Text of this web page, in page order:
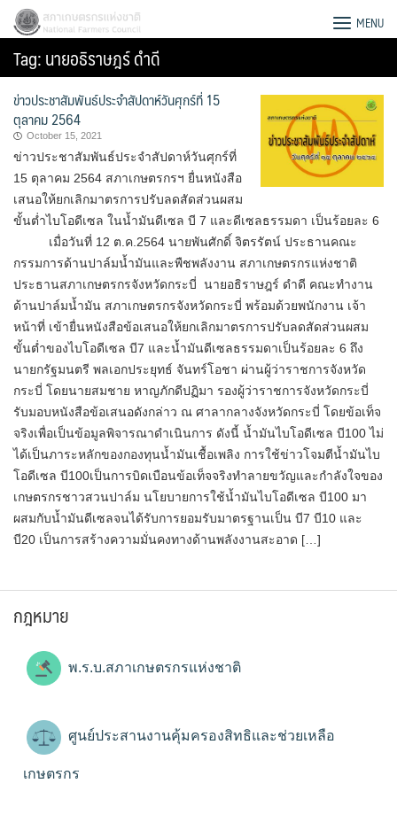
Skip
content
Search
for:
สภาเกษตรกรแห่งชาติ MENU
Tag:นายอธิราษฎร์ ดำดี
ข่าวประชาสัมพันธ์ประจำสัปดาห์วันศุกร์ที่ 15
ตุลาคม 2564
October 15, 2021
ข่าวประชาสัมพันธ์ประจำสัปดาห์วันศุกร์ที่
15 ตุลาคม 2564 สภาเกษตรกรฯ ยื่นหนังสือ
เสนอให้ยกเลิกมาตรการปรับลดสัดส่วนผสม
ขั้นต่ำไบโอดีเซล ในน้ำมันดีเซล บี 7 และดีเซลธรรมดา เป็นร้อยละ 6
เมื่อวันที่ 12 ต.ค.2564 นายพันศักดิ์ จิตรรัตน์ ประธาน​คณะ
กรรมการด้านปาล์มน้ำมันและพืชพลังงาน​ สภา​เกษตรกร​แห่งชาติ​
ประธานสภาเกษตรกรจังหวัดกระบี่ นายอธิราษฎร์ ดำดี คณะทำงาน
ด้านปาล์มน้ำมัน สภาเกษตรกรจังหวัดกระบี่​ พร้อมด้วยพนักงาน​ เจ้า
หน้าที่​ เข้ายื่นหนังสือข้อเสนอให้ยกเลิกมาตรการปรับลดสัดส่วนผสม
ขั้นต่ำของไบโอดีเซล บี7 และน้ำมันดีเซลธรรมดาเป็นร้อยละ 6 ถึง
นายกรัฐมนตรี พลเอกประยุทธ์ จันทร์โอชา ผ่านผู้ว่าราชการจังหวัด
กระบี่ โดยนายสมชาย หาญภักดีปฏิมา รองผู้ว่าราชการจังหวัดกระบี่
รับมอบหนังสือข้อเสนอดังกล่าว​ ณ ศาลากลางจังหวัดกระบี่ โดยข้อเท็จ
จริงเพื่อเป็นข้อมูลพิจารณาดำเนินการ ดังนี้ น้ำมันไบโอดีเซล บี100 ไม่
ได้เป็นภาระหลักของกองทุนน้ำมันเชื้อเพลิง การใช้ข่าวโจมตีน้ำมันไบ
โอดีเซล บี100​เป็นการบิดเบือนข้อเท็จจริงทำลายขวัญและกำลังใจของ
เกษตรกรชาวสวนปาล์ม นโยบายการใช้น้ำมันไบโอดีเซล บี100 มา
ผสมกับน้ำมันดีเซลจนได้รับการยอมรับมาตรฐานเป็น บี7 บี10 และ
บี20 เป็นการสร้างความมั่นคงทางด้านพลังงานสะอาด […]
กฎหมาย
พ.ร.บ.สภาเกษตรกรแห่งชาติ
ศูนย์ประสานงานคุ้มครองสิทธิและช่วยเหลือ
เกษตรกร